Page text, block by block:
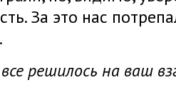
За это нас
решилось на ваш